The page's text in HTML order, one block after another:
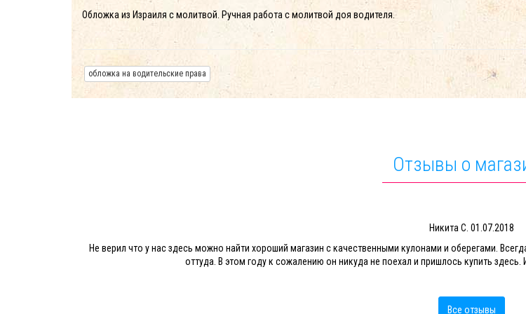
Обложка из Израиля с молитвой. Ручная работа с молитвой доя водителя.
обложка на водительские права
Отзывы о
Никита С. 01.07.2018
Не верил что у нас здесь можно найти хороший магазин с качественными кулонами и оберегами.
оттуда. В этом году к сожалению он никуда не поехал и пришлось купить здесь.
Все отзывы